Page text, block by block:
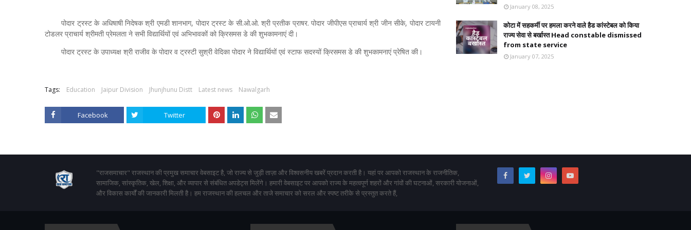
पोदार ट्रस्ट के अधिषाषी निदेषक श्री एमडी शानभाग, पोदार ट्रस्ट के सी.ओ.ओ. श्री प्रतीक प्राषर. पोदार जीपीएस प्राचार्य श्री जीन सीके, पोदार टायनी
टोडलर प्राचार्य श्रीमती प्रेमलता ने सभी विद्यार्थियों एवं अभिभावकों को क्रिसमस डे की शुभकामनाएं दी।
पोदार ट्रस्ट के उपाध्यक्ष श्री राजीव के पोदार व ट्रस्टी सुश्री वेदिका पोदार ने विद्यार्थियों एवं स्टाफ सदस्यों क्रिसमस डे की शुभकामनाएं प्रेषित की।
Tags: Education Jaipur Division Jhunjhunu Distt Latest news Nawalgarh
Facebook Twitter
January 08, 2025
कोटा में सहकर्मी पर हमला करने वाले हैड कांस्टेबल को किया
राज्य सेवा से बर्खास्त Head constable dismissed
from state service
January 07, 2025
"राजसमाचार" राजस्थान की प्रमुख समाचार वेबसाइट है, जो राज्य से जुड़ी ताज़ा और विश्वसनीय खबरें प्रदान करती है। यहां पर आपको राजस्थान के राजनीतिक,
सामाजिक, सांस्कृतिक, खेल, शिक्षा, और व्यापार से संबंधित अपडेट्स मिलेंगे। हमारी वेबसाइट पर आपको राज्य के महत्वपूर्ण शहरों और गांवों की घटनाओं, सरकारी योजनाओं,
और विकास कार्यों की जानकारी मिलती है। हम राजस्थान की हलचल और ताजे समाचार को सरल और स्पष्ट तरीके से प्रस्तुत करते हैं,